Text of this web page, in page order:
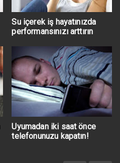
Su içerek iş hayatınızda
performansınızı arttırın
Uyumadan iki saat önce
telefonunuzu kapatın!